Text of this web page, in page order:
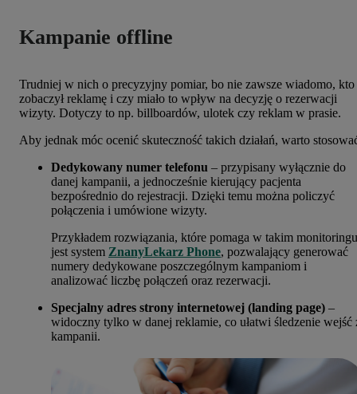
Kampanie offline
Trudniej w nich o precyzyjny pomiar, bo nie zawsze wiadomo, kto
zobaczył reklamę i czy miało to wpływ na decyzję o rezerwacji
wizyty. Dotyczy to np. billboardów, ulotek czy reklam w prasie.
Aby jednak móc ocenić skuteczność takich działań, warto
Dedykowany numer telefonu – przypisany wyłącznie do
danej kampanii, a jednocześnie kierujący pacjenta
bezpośrednio do rejestracji. Dzięki temu można policzyć
połączenia i umówione wizyty.
Przykładem rozwiązania, które pomaga w takim
jest system ZnanyLekarz Phone, pozwalający generować
numery dedykowane poszczególnym kampaniom i
analizować liczbę połączeń oraz rezerwacji.
Specjalny adres strony internetowej (landing page) –
widoczny tylko w danej reklamie, co ułatwi śledzenie wejść
kampanii.